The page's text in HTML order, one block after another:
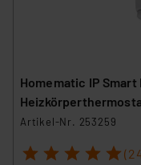
Homematic IP Smart
Artikel-Nr. 253259
1 2 3 4 5